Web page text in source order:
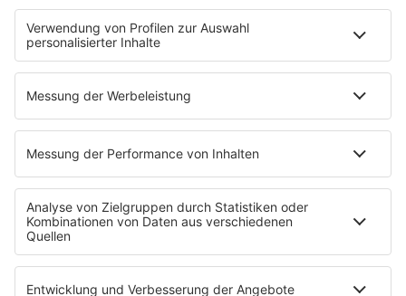
Fitness mit M.A.R.K
Glück in Worten
Todesursache
Niemand muss ein Promi sein
PROGRAMM
Mit den Waffeln einer Frau
SERVICE
Empfang
barba radio App
Impressum